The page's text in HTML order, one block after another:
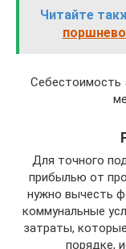
Читайте
Себестоимость
Для точного
прибылью от
нужно вычесть
коммунальные
затраты,
порядке,